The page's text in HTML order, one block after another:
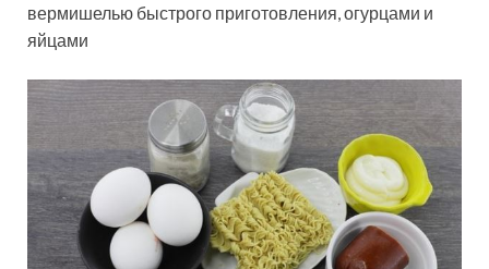
вермишелью быстрого приготовления, огурцами и
яйцами